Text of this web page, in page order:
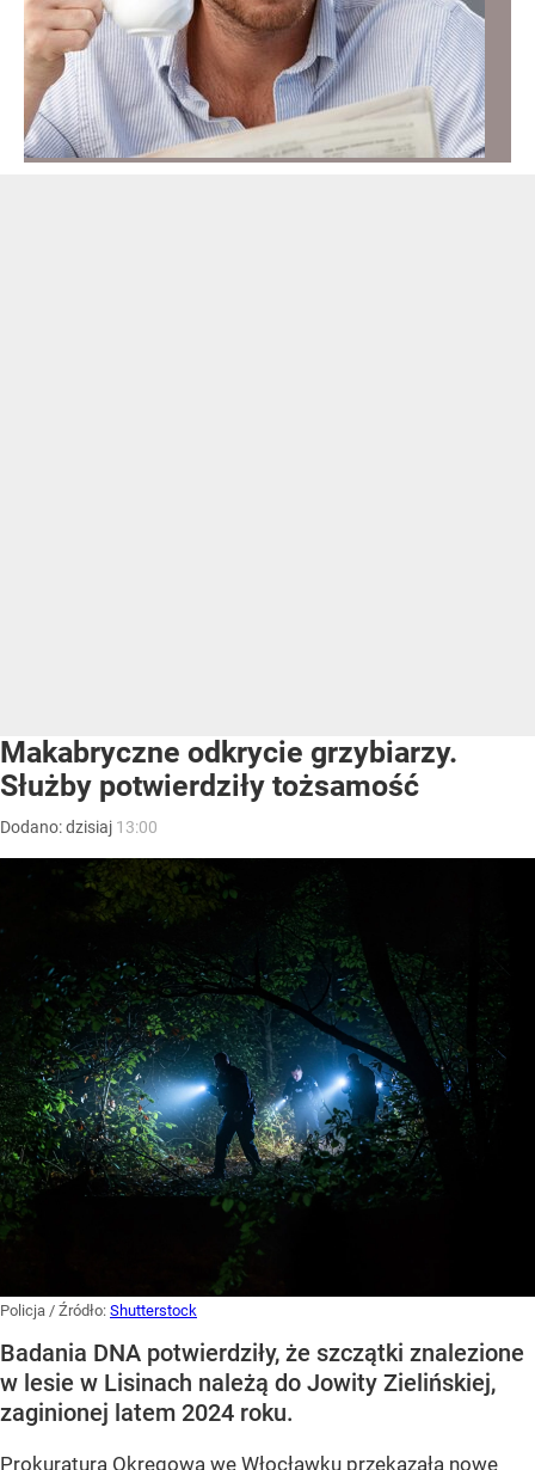
Makabryczne odkrycie grzybiarzy.
Służby potwierdziły tożsamość
Dodano:dzisiaj 13:00
Policja / Źródło: Shutterstock
Badania DNA potwierdziły, że szczątki znalezione
w lesie w Lisinach należą do Jowity Zielińskiej,
zaginionej latem 2024 roku.
Prokuratura Okręgowa we Włocławku przekazała nowe